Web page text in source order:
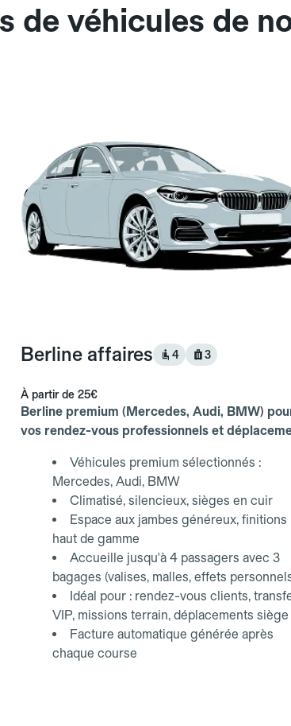
de véhicules de
Berline affaires 4 3
À partir de 25€
Berline premium (Mercedes, Audi, BMW)
vos rendez-vous professionnels et
Véhicules premium sélectionnés :
Mercedes, Audi, BMW
Climatisé, silencieux, sièges en cuir
Espace aux jambes généreux, finitions
haut de gamme
Accueille jusqu'à 4 passagers avec 3
bagages (valises, malles, effets
Idéal pour : rendez-vous clients,
VIP, missions terrain, déplacements siège
Facture automatique générée après
chaque course